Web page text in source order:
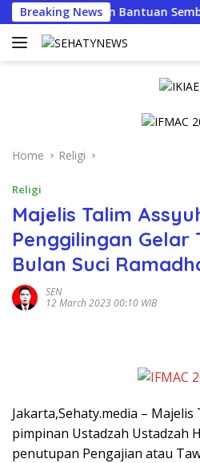
Skip
to
content
Breaking News
Salurkan Bantuan Sembako,
Home Religi
Religi
Majelis Talim
Penggilingan Gelar
Bulan Suci
SEN
12 March 2023 00:10 WIB
Jakarta,Sehaty.media – Majelis
pimpinan Ustadzah Ustadzah
penutupan Pengajian atau